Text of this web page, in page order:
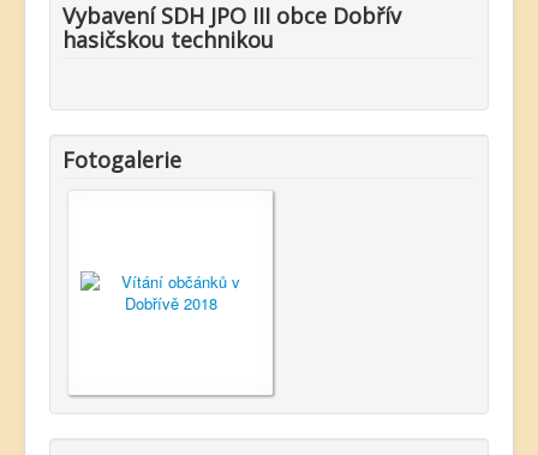
Vybavení SDH JPO III obce Dobřív
hasičskou technikou
Fotogalerie